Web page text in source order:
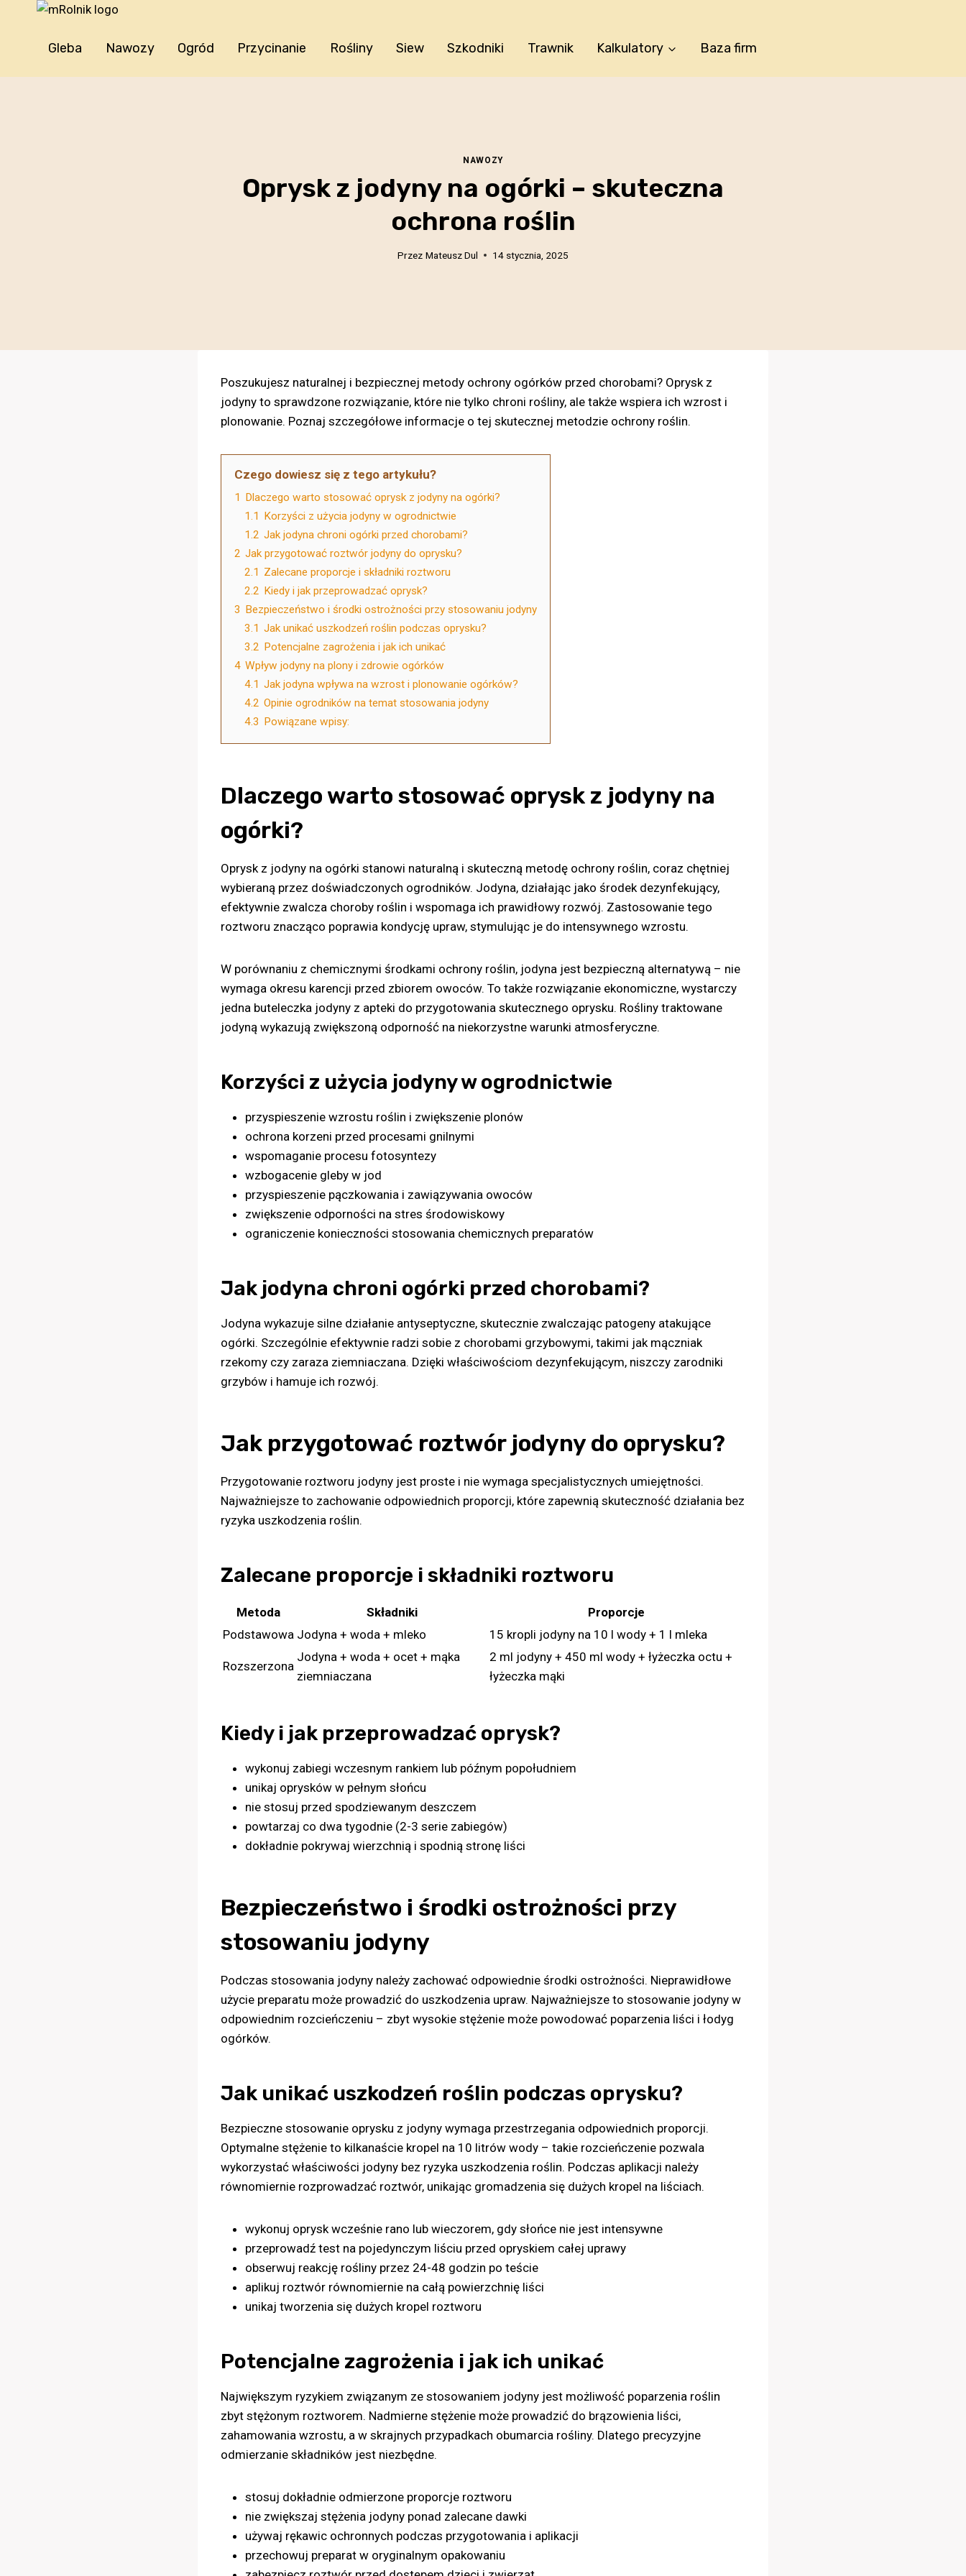
Przejdź
Gleba Nawozy Ogród Przycinanie Rośliny Siew Szkodniki Trawnik Kalkulatory Baza firm
NAWOZY
Oprysk z jodyny na ogórki – skuteczna
ochrona roślin
Przez Mateusz Dul 14 stycznia, 2025
Poszukujesz naturalnej i bezpiecznej metody ochrony ogórków przed chorobami? Oprysk z
jodyny to sprawdzone rozwiązanie, które nie tylko chroni rośliny, ale także wspiera ich wzrost i
plonowanie. Poznaj szczegółowe informacje o tej skutecznej metodzie ochrony roślin.
Czego dowiesz się z tego artykułu?
1 Dlaczego warto stosować oprysk z jodyny na ogórki?
1.1 Korzyści z użycia jodyny w ogrodnictwie
1.2 Jak jodyna chroni ogórki przed chorobami?
2 Jak przygotować roztwór jodyny do oprysku?
2.1 Zalecane proporcje i składniki roztworu
2.2 Kiedy i jak przeprowadzać oprysk?
3 Bezpieczeństwo i środki ostrożności przy stosowaniu jodyny
3.1 Jak unikać uszkodzeń roślin podczas oprysku?
3.2 Potencjalne zagrożenia i jak ich unikać
4 Wpływ jodyny na plony i zdrowie ogórków
4.1 Jak jodyna wpływa na wzrost i plonowanie ogórków?
4.2 Opinie ogrodników na temat stosowania jodyny
4.3 Powiązane wpisy:
Dlaczego warto stosować oprysk z jodyny na
ogórki?
Oprysk z jodyny na ogórki stanowi naturalną i skuteczną metodę ochrony roślin, coraz chętniej
wybieraną przez doświadczonych ogrodników. Jodyna, działając jako środek dezynfekujący,
efektywnie zwalcza choroby roślin i wspomaga ich prawidłowy rozwój. Zastosowanie tego
roztworu znacząco poprawia kondycję upraw, stymulując je do intensywnego wzrostu.
W porównaniu z chemicznymi środkami ochrony roślin, jodyna jest bezpieczną alternatywą – nie
wymaga okresu karencji przed zbiorem owoców. To także rozwiązanie ekonomiczne, wystarczy
jedna buteleczka jodyny z apteki do przygotowania skutecznego oprysku. Rośliny traktowane
jodyną wykazują zwiększoną odporność na niekorzystne warunki atmosferyczne.
Korzyści z użycia jodyny w ogrodnictwie
przyspieszenie wzrostu roślin i zwiększenie plonów
ochrona korzeni przed procesami gnilnymi
wspomaganie procesu fotosyntezy
wzbogacenie gleby w jod
przyspieszenie pączkowania i zawiązywania owoców
zwiększenie odporności na stres środowiskowy
ograniczenie konieczności stosowania chemicznych preparatów
Jak jodyna chroni ogórki przed chorobami?
Jodyna wykazuje silne działanie antyseptyczne, skutecznie zwalczając patogeny atakujące
ogórki. Szczególnie efektywnie radzi sobie z chorobami grzybowymi, takimi jak mączniak
rzekomy czy zaraza ziemniaczana. Dzięki właściwościom dezynfekującym, niszczy zarodniki
grzybów i hamuje ich rozwój.
Jak przygotować roztwór jodyny do oprysku?
Przygotowanie roztworu jodyny jest proste i nie wymaga specjalistycznych umiejętności.
Najważniejsze to zachowanie odpowiednich proporcji, które zapewnią skuteczność działania bez
ryzyka uszkodzenia roślin.
Zalecane proporcje i składniki roztworu
Metoda Składniki
Proporcje
Podstawowa Jodyna + woda + mleko 15 kropli jodyny na 10 l wody + 1 l mleka
Rozszerzona
Jodyna + woda + ocet + mąka
ziemniaczana
2 ml jodyny + 450 ml wody + łyżeczka octu +
łyżeczka mąki
Kiedy i jak przeprowadzać oprysk?
wykonuj zabiegi wczesnym rankiem lub późnym popołudniem
unikaj oprysków w pełnym słońcu
nie stosuj przed spodziewanym deszczem
powtarzaj co dwa tygodnie (2-3 serie zabiegów)
dokładnie pokrywaj wierzchnią i spodnią stronę liści
Bezpieczeństwo i środki ostrożności przy
stosowaniu jodyny
Podczas stosowania jodyny należy zachować odpowiednie środki ostrożności. Nieprawidłowe
użycie preparatu może prowadzić do uszkodzenia upraw. Najważniejsze to stosowanie jodyny w
odpowiednim rozcieńczeniu – zbyt wysokie stężenie może powodować poparzenia liści i łodyg
ogórków.
Jak unikać uszkodzeń roślin podczas oprysku?
Bezpieczne stosowanie oprysku z jodyny wymaga przestrzegania odpowiednich proporcji.
Optymalne stężenie to kilkanaście kropel na 10 litrów wody – takie rozcieńczenie pozwala
wykorzystać właściwości jodyny bez ryzyka uszkodzenia roślin. Podczas aplikacji należy
równomiernie rozprowadzać roztwór, unikając gromadzenia się dużych kropel na liściach.
wykonuj oprysk wcześnie rano lub wieczorem, gdy słońce nie jest intensywne
przeprowadź test na pojedynczym liściu przed opryskiem całej uprawy
obserwuj reakcję rośliny przez 24-48 godzin po teście
aplikuj roztwór równomiernie na całą powierzchnię liści
unikaj tworzenia się dużych kropel roztworu
Potencjalne zagrożenia i jak ich unikać
Największym ryzykiem związanym ze stosowaniem jodyny jest możliwość poparzenia roślin
zbyt stężonym roztworem. Nadmierne stężenie może prowadzić do brązowienia liści,
zahamowania wzrostu, a w skrajnych przypadkach obumarcia rośliny. Dlatego precyzyjne
odmierzanie składników jest niezbędne.
stosuj dokładnie odmierzone proporcje roztworu
nie zwiększaj stężenia jodyny ponad zalecane dawki
używaj rękawic ochronnych podczas przygotowania i aplikacji
przechowuj preparat w oryginalnym opakowaniu